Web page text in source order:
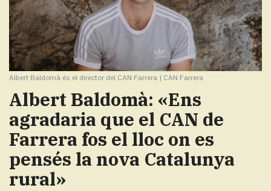
Albert Baldomà és el director del CAN Farrera | CAN Farrera
Albert Baldomà: «Ens
agradaria que el CAN de
Farrera fos el lloc on es
pensés la nova Catalunya
rural»